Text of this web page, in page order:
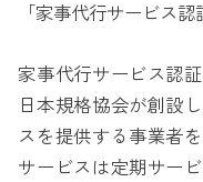
「家事代行サービス認
家事代行サービス認
日本規格協会が創設
スを提供する事業者
サービスは定期サー